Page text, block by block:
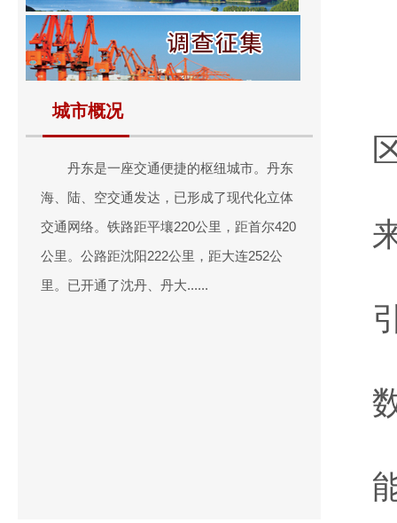
城市概况
丹东是一座交通便捷的枢纽城市。丹东
海、陆、空交通发达，已形成了现代化立体
交通网络。铁路距平壤220公里，距首尔420
公里。公路距沈阳222公里，距大连252公
里。已开通了沈丹、丹大......